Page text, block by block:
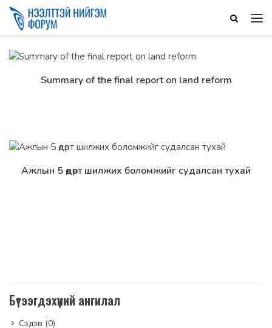
Дэлгэрэнгүй
Summary of the final report on land reform
Дэлгэрэнгүй
Ажлын 5 өдөрт шилжих боломжийг судалсан тухай
Бүтээгдэхүүний ангилал
Сэдэв (0)